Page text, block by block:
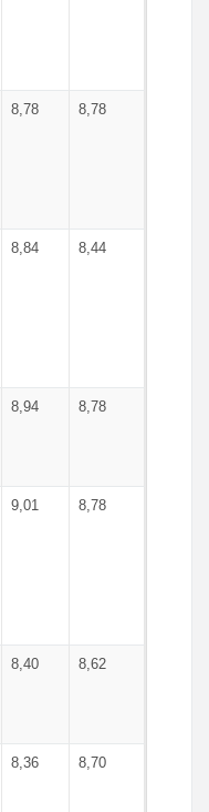
8,78 8,78
8,84 8,44
8,94 8,78
9,01 8,78
8,40 8,62
8,36 8,70